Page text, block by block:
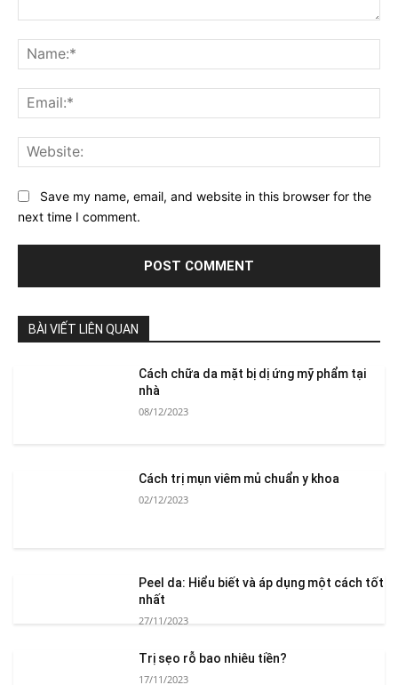
Save my name, email, and website in this browser for the
next time I comment.
BÀI VIẾT LIÊN QUAN
Cách chữa da mặt bị dị ứng mỹ phẩm tại
nhà
08/12/2023
Cách trị mụn viêm mủ chuẩn y khoa
02/12/2023
Peel da: Hiểu biết và áp dụng một cách tốt
nhất
27/11/2023
Trị sẹo rỗ bao nhiêu tiền?
17/11/2023